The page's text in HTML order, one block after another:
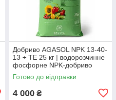
Добриво AGASOL NPK 13-40-
13 + TE 25 кг | водорозчинне
фосфорне NPK-добриво
Готово до відправки
4 000 ₴